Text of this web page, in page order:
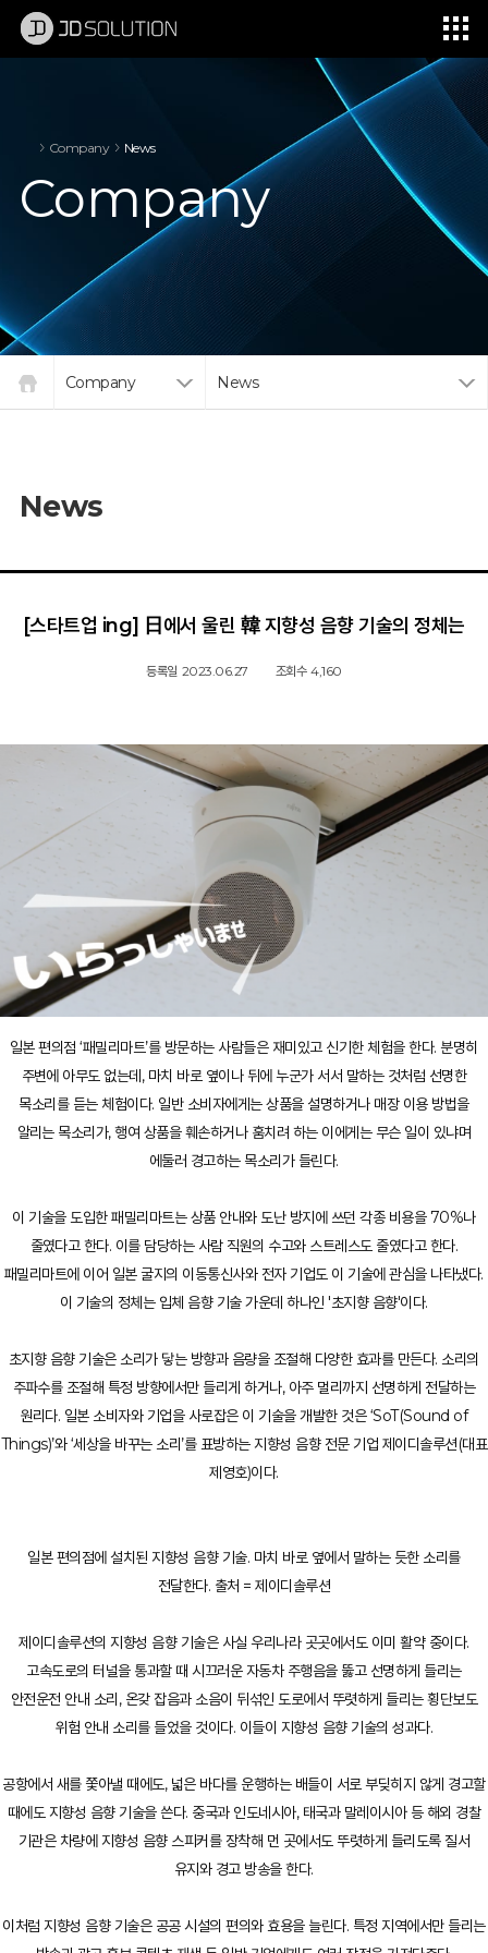
Company News
Company
Company News
News
[스타트업 ing] 日에서 울린 韓 지향성 음향 기술의 정체는
등록일 2023.06.27 조회수 4,160
일본 편의점 ‘패밀리마트’를 방문하는 사람들은 재미있고 신기한 체험을 한다. 분명히
주변에 아무도 없는데, 마치 바로 옆이나 뒤에 누군가 서서 말하는 것처럼 선명한
목소리를 듣는 체험이다. 일반 소비자에게는 상품을 설명하거나 매장 이용 방법을
알리는 목소리가, 행여 상품을 훼손하거나 훔치려 하는 이에게는 무슨 일이 있냐며
에둘러 경고하는 목소리가 들린다.
이 기술을 도입한 패밀리마트는 상품 안내와 도난 방지에 쓰던 각종 비용을 70%나
줄였다고 한다. 이를 담당하는 사람 직원의 수고와 스트레스도 줄였다고 한다.
패밀리마트에 이어 일본 굴지의 이동통신사와 전자 기업도 이 기술에 관심을 나타냈다.
이 기술의 정체는 입체 음향 기술 가운데 하나인 '초지향 음향'이다.
초지향 음향 기술은 소리가 닿는 방향과 음량을 조절해 다양한 효과를 만든다. 소리의
주파수를 조절해 특정 방향에서만 들리게 하거나, 아주 멀리까지 선명하게 전달하는
원리다. 일본 소비자와 기업을 사로잡은 이 기술을 개발한 것은 ‘SoT(Sound of
Things)’와 ‘세상을 바꾸는 소리’를 표방하는 지향성 음향 전문 기업 제이디솔루션(대표
제영호)이다.
일본 편의점에 설치된 지향성 음향 기술. 마치 바로 옆에서 말하는 듯한 소리를
전달한다. 출처 = 제이디솔루션
제이디솔루션의 지향성 음향 기술은 사실 우리나라 곳곳에서도 이미 활약 중이다.
고속도로의 터널을 통과할 때 시끄러운 자동차 주행음을 뚫고 선명하게 들리는
안전운전 안내 소리, 온갖 잡음과 소음이 뒤섞인 도로에서 뚜렷하게 들리는 횡단보도
위험 안내 소리를 들었을 것이다. 이들이 지향성 음향 기술의 성과다.
공항에서 새를 쫓아낼 때에도, 넓은 바다를 운행하는 배들이 서로 부딪히지 않게 경고할
때에도 지향성 음향 기술을 쓴다. 중국과 인도네시아, 태국과 말레이시아 등 해외 경찰
기관은 차량에 지향성 음향 스피커를 장착해 먼 곳에서도 뚜렷하게 들리도록 질서
유지와 경고 방송을 한다.
이처럼 지향성 음향 기술은 공공 시설의 편의와 효용을 늘린다. 특정 지역에서만 들리는